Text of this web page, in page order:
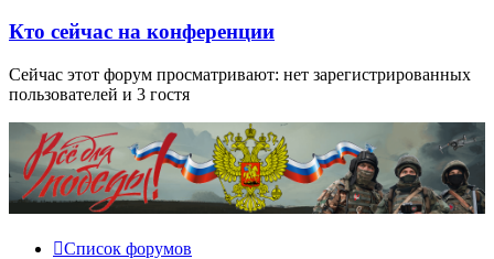
Кто сейчас на конференции
Сейчас этот форум просматривают: нет зарегистрированных
пользователей и 3 гостя
Список форумов